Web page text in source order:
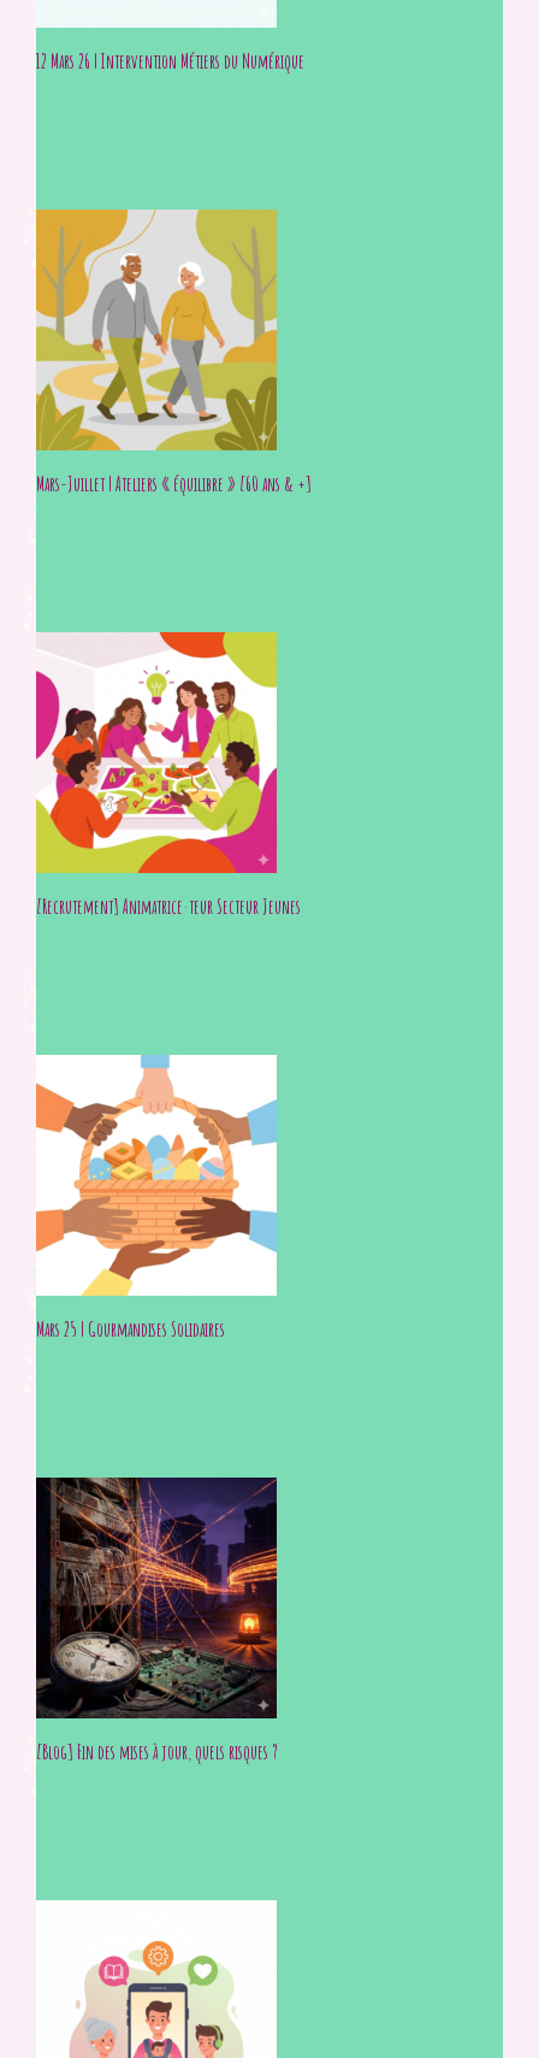
12 Mars 26 | Intervention Métiers du Numérique
Mars-Juillet | Ateliers « équilibre » [60 ans & +]
[Recrutement] Animatrice·teur Secteur Jeunes
Mars 25 | Gourmandises Solidaires
[Blog] Fin des mises à jour, quels risques ?